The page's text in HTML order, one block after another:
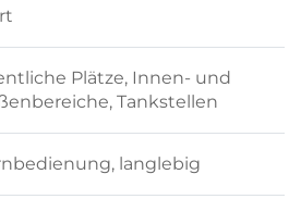
Plätze, Innen- und
Tankstellen
langlebig